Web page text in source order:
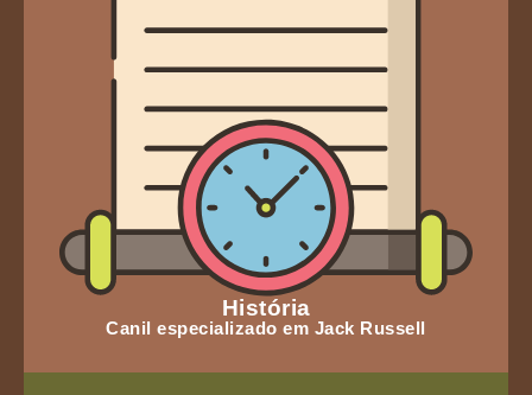
História
Canil especializado em Jack Russell